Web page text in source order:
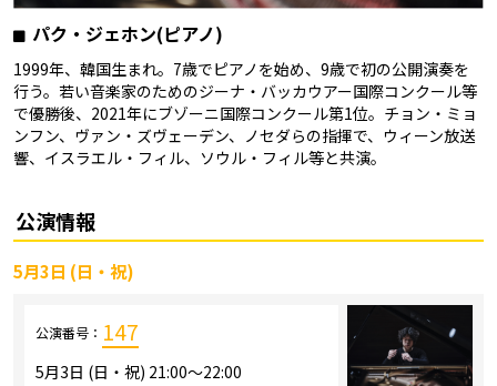
パク・ジェホン(ピアノ)
1999年、韓国生まれ。7歳でピアノを始め、9歳で初の公開演奏を
行う。若い音楽家のためのジーナ・バッカウアー国際コンクール等
で優勝後、2021年にブゾーニ国際コンクール第1位。チョン・ミョ
ンフン、ヴァン・ズヴェーデン、ノセダらの指揮で、ウィーン放送
響、イスラエル・フィル、ソウル・フィル等と共演。
公演情報
5月3日 (日・祝)
公演番号： 147
5月3日 (日・祝) 21:00～22:00